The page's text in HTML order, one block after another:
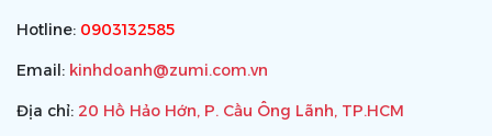
Hotline: 0903132585
Email: kinhdoanh@zumi.com.vn
Địa chỉ: 20 Hồ Hảo Hớn, P. Cầu Ông Lãnh, TP.HCM